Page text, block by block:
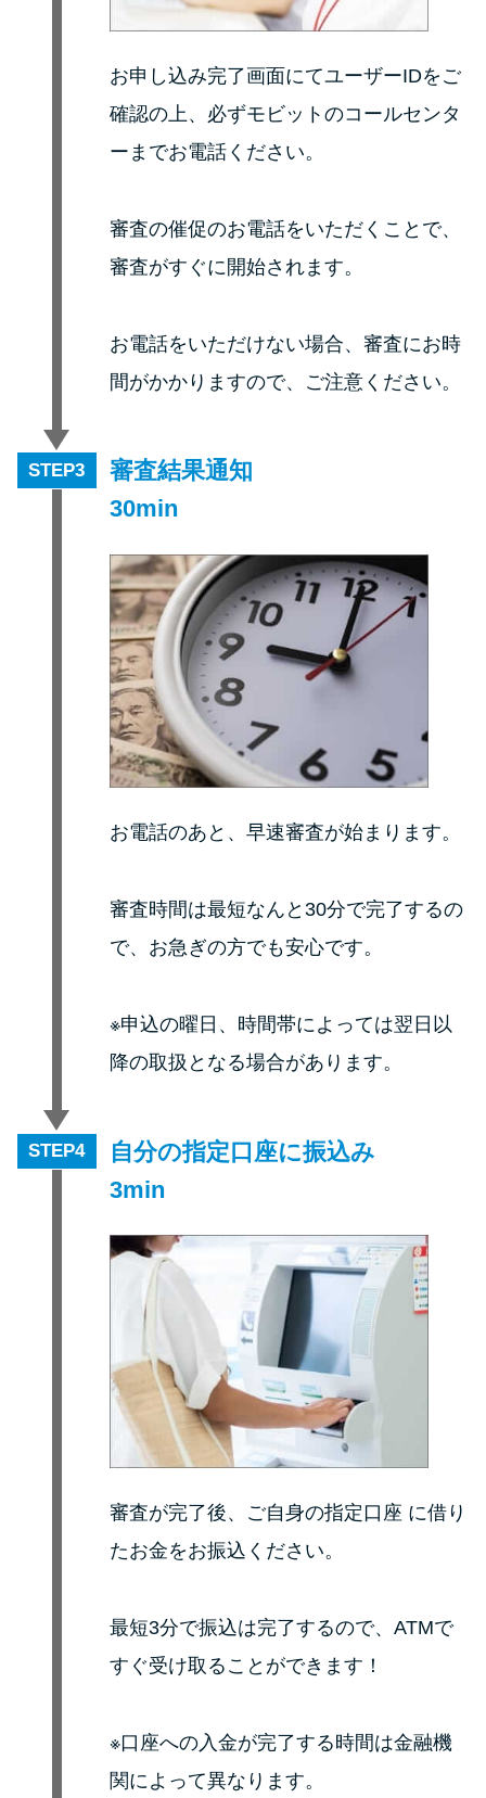
方法はどれ？
年収が低い＆他社借入があると
落ちる？バンクイックの口コミ
を分析
合わせ先とシーン別の問い合わ
せ方法
お申し込み完了画面にてユーザーIDをご
確認の上、必ずモビットのコールセンタ
ーまでお電話ください。
審査の催促のお電話をいただくことで、
審査がすぐに開始されます。
お電話をいただけない場合、審査にお時
間がかかりますので、ご注意ください。
STEP
審査結果通知
30min
お電話のあと、早速審査が始まります。
審査時間は最短なんと30分で完了するの
で、お急ぎの方でも安心です。
※申込の曜日、時間帯によっては翌日以
降の取扱となる場合があります。
STEP
自分の指定口座に振込み
3min
審査が完了後、ご自身の指定口座 に借り
たお金をお振込ください。
最短3分で振込は完了するので、ATMで
すぐ受け取ることができます！
※口座への入金が完了する時間は金融機
関によって異なります。